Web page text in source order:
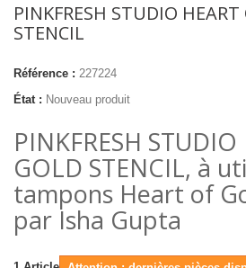
PINKFRESH STUDIO HEART
STENCIL
Référence : 227224
État : Nouveau produit
PINKFRESH
GOLD STENCIL, à
tampons Heart of
par Isha Gupta